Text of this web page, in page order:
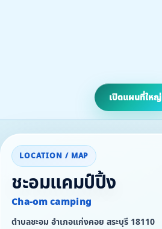
เปิดแผนที่ใหญ่
LOCATION / MAP
ชะอมแคมป์ปิ้ง
Cha-om camping
ตำบลชะอม อำเภอแก่งคอย สระบุรี 18110